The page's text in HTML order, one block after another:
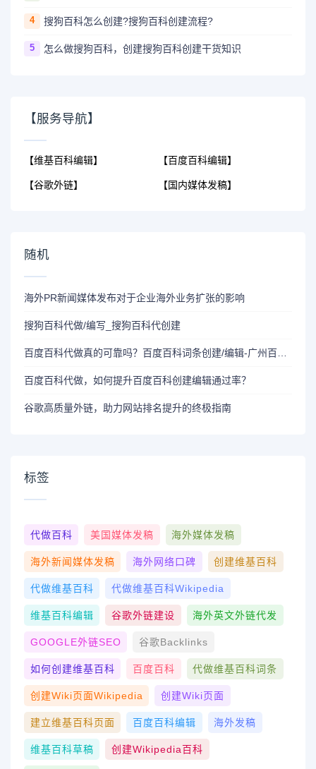
4 搜狗百科怎么创建?搜狗百科创建流程?
5 怎么做搜狗百科，创建搜狗百科创建干货知识
【服务导航】
【维基百科编辑】
【谷歌外链】
【百度百科编辑】
【国内媒体发稿】
随机
海外PR新闻媒体发布对于企业海外业务扩张的影响
搜狗百科代做/编写_搜狗百科代创建
百度百科代做，如何提升百度百科创建编辑通过率？
谷歌高质量外链，助力网站排名提升的终极指南
标签
代做百科 美国媒体发稿 海外媒体发稿
海外新闻媒体发稿 海外网络口碑 创建维基百科
代做维基百科 代做维基百科wikipedia
维基百科编辑 谷歌外链建设 海外英文外链代发
GOOGLE外链SEO 谷歌Backlinks
如何创建维基百科 百度百科 代做维基百科词条
创建wiki页面Wikipedia 创建wiki页面
建立维基百科页面 百度百科编辑 海外发稿
维基百科草稿 创建Wikipedia百科